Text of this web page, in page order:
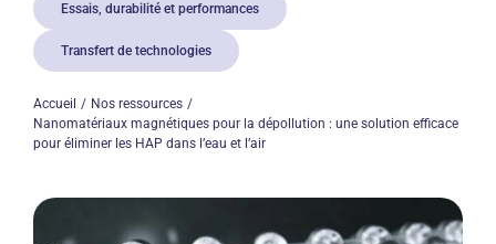
Essais, durabilité et performances
Transfert de technologies
Accueil
Nos ressources
Nanomatériaux magnétiques pour la dépollution : une solution efficace
pour éliminer les HAP dans l’eau et l’air